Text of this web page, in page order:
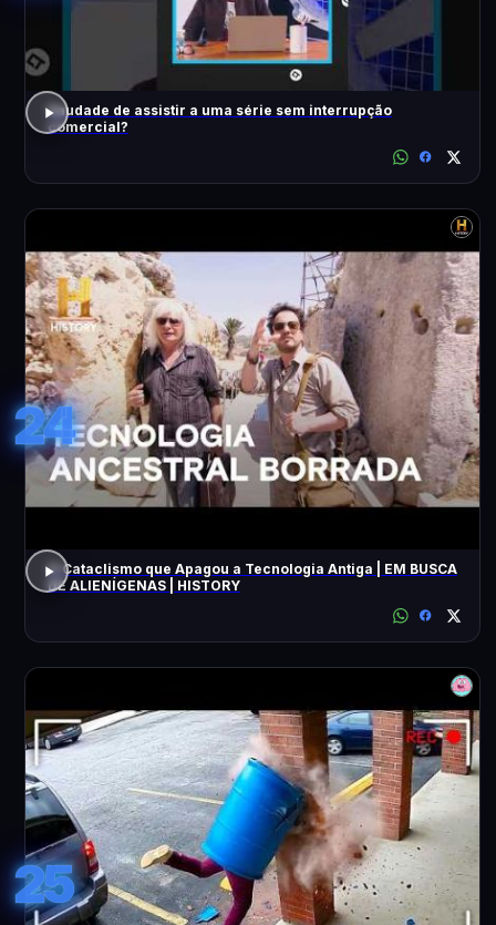
Saudade de assistir a uma série sem interrupção
comercial?
24
O Cataclismo que Apagou a Tecnologia Antiga | EM BUSCA
DE ALIENÍGENAS | HISTORY
25